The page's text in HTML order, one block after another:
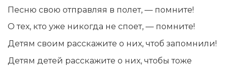
Песню свою отправляя в полет, — помните!
О тех, кто уже никогда не споет, — помните!
Детям своим расскажите о них, чтоб запомнили!
Детям детей расскажите о них, чтобы тоже